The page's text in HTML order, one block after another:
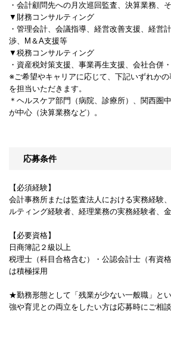
・会計顧問先への月次巡回監査、決算業務、
▼財務コンサルティング
・管理会計、会議指導、経営改善支援、経営
渉、M＆A支援等
▼税務コンサルティング
・資産税対策支援、事業再生支援、会社合併
※ご希望やキャリアに応じて、下記いずれか
を担当いただきます。
＊ヘルスケア部門（病院、診療所）、関西圏
が中心（決算業務など）。
応募条件
【必須経験】
会計事務所または監査法人における実務経験
ルティング経験者、経理業務の実務経験者、
【必要資格】
日商簿記２級以上
税理士（科目合格含む）・公認会計士（有資
は積極採用
★勤務形態として「残業が少ない一般職」と
強や育児との両立をしたい方は応募時にご相談